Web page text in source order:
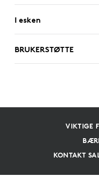
I esken
BRUKERSTØTTE
VIKTIGE
KONTAKT